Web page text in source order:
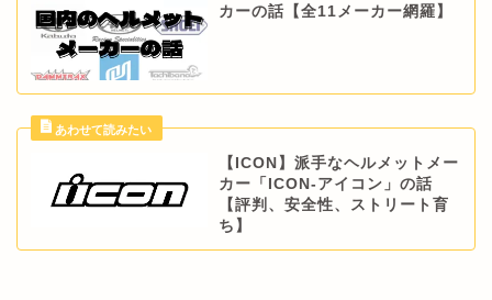
カーの話【全11メーカー網羅】
【ICON】派手なヘルメットメー
カー「ICON-アイコン」の話
【評判、安全性、ストリート育
ち】